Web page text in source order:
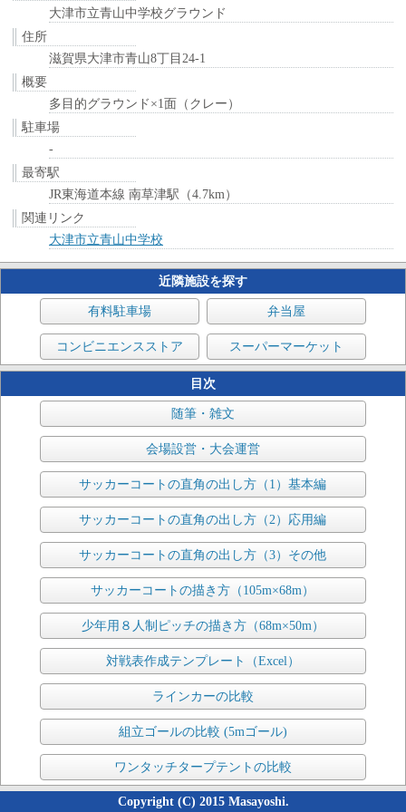
大津市立青山中学校グラウンド
住所
滋賀県大津市青山8丁目24-1
概要
多目的グラウンド×1面（クレー）
駐車場
-
最寄駅
JR東海道本線 南草津駅（4.7km）
関連リンク
大津市立青山中学校
近隣施設を探す
有料駐車場 弁当屋
コンビニエンスストア スーパーマーケット
目次
随筆・雑文
会場設営・大会運営
サッカーコートの直角の出し方（1）基本編
サッカーコートの直角の出し方（2）応用編
サッカーコートの直角の出し方（3）その他
サッカーコートの描き方（105m×68m）
少年用８人制ピッチの描き方（68m×50m）
対戦表作成テンプレート（Excel）
ラインカーの比較
組立ゴールの比較 (5mゴール)
ワンタッチタープテントの比較
Copyright (C) 2015 Masayoshi.